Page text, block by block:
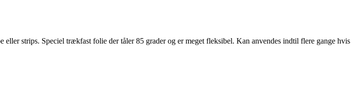
strips. Speciel trækfast folie der tåler 85 grader og er meget fleksibel. Kan anvendes indtil flere gange hvis